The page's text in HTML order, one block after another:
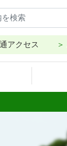
アクセス